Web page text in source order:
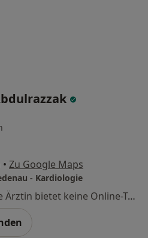
• Zu Google Maps
- Kardiologie
Dieser Arzt bzw. diese Ärztin bietet keine Online-Terminbuchung an diesem Standort an.